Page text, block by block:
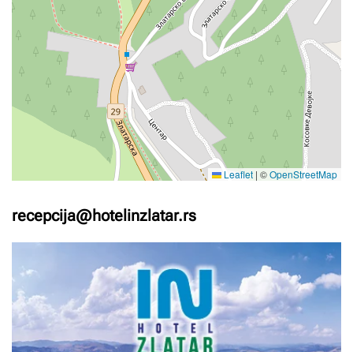
Leaflet | ©OpenStreetMap
recepcija@hotelinzlatar.rs